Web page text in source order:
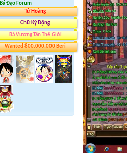
Bá Đạo Forum
Tứ Hoàng
Chữ Ký Động
Bá Vương Tân Thế Giới
Wanted 800.000.000 Beri